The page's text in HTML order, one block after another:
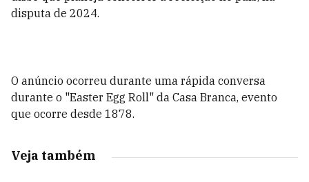
disputa de 2024.
O anúncio ocorreu durante uma rápida conversa
durante o "Easter Egg Roll" da Casa Branca, evento
que ocorre desde 1878.
Veja também